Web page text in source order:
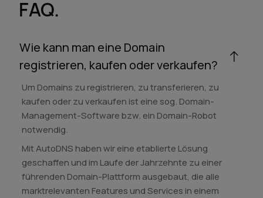
FAQ.
Wie kann man eine Domain
registrieren, kaufen oder verkaufen?
Um Domains zu registrieren, zu transferieren, zu
kaufen oder zu verkaufen ist eine sog. Domain-
Management-Software bzw. ein Domain-Robot
notwendig.
Mit AutoDNS haben wir eine etablierte Lösung
geschaffen und im Laufe der Jahrzehnte zu einer
führenden Domain-Plattform ausgebaut, die alle
marktrelevanten Features und Services in einem